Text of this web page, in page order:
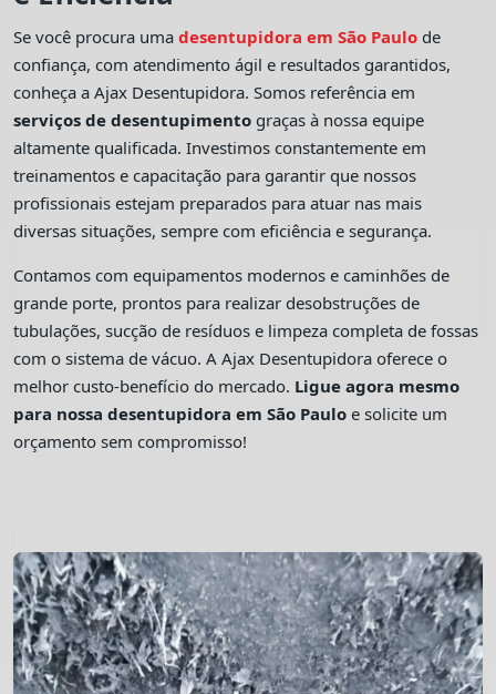
Se você procura umadesentupidora em São Paulo de
confiança, com atendimento ágil e resultados garantidos,
conheça a Ajax Desentupidora. Somos referência em
serviços de desentupimento graças à nossa equipe
altamente qualificada. Investimos constantemente em
treinamentos e capacitação para garantir que nossos
profissionais estejam preparados para atuar nas mais
diversas situações, sempre com eficiência e segurança.
Contamos com equipamentos modernos e caminhões de
grande porte, prontos para realizar desobstruções de
tubulações, sucção de resíduos e limpeza completa de fossas
com o sistema de vácuo. A Ajax Desentupidora oferece o
melhor custo-benefício do mercado. Ligue agora mesmo
para nossa desentupidora em São Paulo e solicite um
orçamento sem compromisso!